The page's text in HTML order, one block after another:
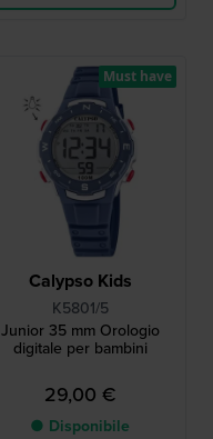
Calypso Kids
K5801/5
Junior 35 mm Orologio
digitale per bambini
29,00 €
● Disponibile
Must have